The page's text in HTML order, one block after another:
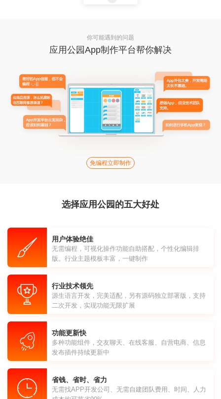
你可能遇到的问题
应用公园App制作平台帮你解决
免编程立即制作
选择应用公园的五大好处
用户体验绝佳
无需编程，可视化操作功能自助搭配，个性化编辑排
版。行业主题模板丰富，一键制作
行业技术领先
源生语言开发，完美适配，另有源码独立部署版，支持
二次开发，实现功能无限扩展
功能更新快
多种功能组件，交友聊天、在线客服、自营电商、信息
发布插件持续更新中
省钱、省时、省力
无需找APP开发公司、无需自建团队费用、时间、人力